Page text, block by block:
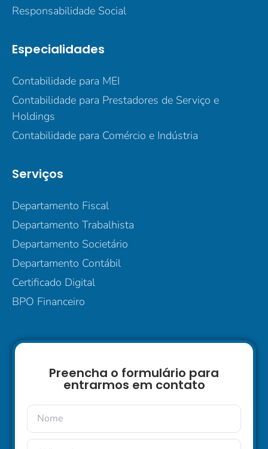
Responsabilidade Social
Especialidades
Contabilidade para MEI
Contabilidade para Prestadores de Serviço e
Holdings
Contabilidade para Comércio e Indústria
Serviços
Departamento Fiscal
Departamento Trabalhista
Departamento Societário
Departamento Contábil
Certificado Digital
BPO Financeiro
Preencha o formulário para
entrarmos em contato